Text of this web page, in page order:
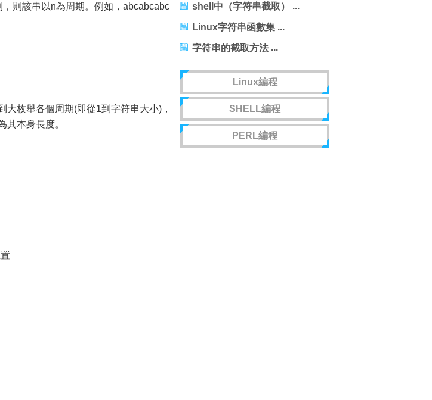
則該串以n為周期。例如，abcabcabc
枚舉各個周期(即從1到字符串大小)，
其本身長度。
shell中（字符串截取）
Linux字符串函數集
字符串的截取方法
Linux編程
SHELL編程
PERL編程